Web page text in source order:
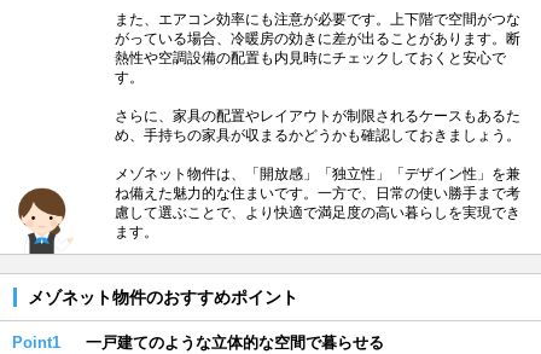
また、エアコン効率にも注意が必要です。上下階で空間がつな
がっている場合、冷暖房の効きに差が出ることがあります。断
熱性や空調設備の配置も内見時にチェックしておくと安心で
す。
さらに、家具の配置やレイアウトが制限されるケースもあるた
め、手持ちの家具が収まるかどうかも確認しておきましょう。
メゾネット物件は、「開放感」「独立性」「デザイン性」を兼
ね備えた魅力的な住まいです。一方で、日常の使い勝手まで考
慮して選ぶことで、より快適で満足度の高い暮らしを実現でき
ます。
メゾネット物件のおすすめポイント
Point1 一戸建てのような立体的な空間で暮らせる